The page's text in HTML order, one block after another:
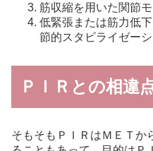
筋収縮を用いた関節
低緊張または筋力低
節的スタビライゼー
ＰＩＲとの相違
そもそもＰＩＲはＭＥＴか